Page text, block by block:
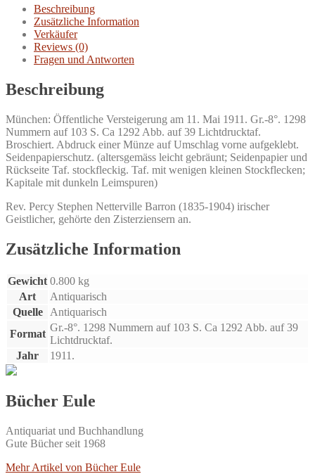
Römische
Münzen
dem
des
Rev.
Barron
und
eines
bekannten
englischen
Gelehrten.
Beschreibung
Zusätzliche Information
Verkäufer
Reviews (0)
Fragen und Antworten
Beschreibung
München: Öffentliche Versteigerung am 11. Mai 1911. Gr.-8°. 1298
Nummern auf 103 S. Ca 1292 Abb. auf 39 Lichtdrucktaf.
Broschiert. Abdruck einer Münze auf Umschlag vorne aufgeklebt.
Seidenpapierschutz. (altersgemäss leicht gebräunt; Seidenpapier und
Rückseite Taf. stockfleckig. Taf. mit wenigen kleinen Stockflecken;
Kapitale mit dunkeln Leimspuren)
Rev. Percy Stephen Netterville Barron (1835-1904) irischer
Geistlicher, gehörte den Zisterziensern an.
Zusätzliche Information
Gewicht 0.800 kg
Art
Antiquarisch
Quelle
Antiquarisch
Format
Gr.-8°. 1298 Nummern auf 103 S. Ca 1292 Abb. auf 39
Lichtdrucktaf.
Jahr
1911.
Bücher Eule
Antiquariat und Buchhandlung
Gute Bücher seit 1968
Mehr Artikel von Bücher Eule